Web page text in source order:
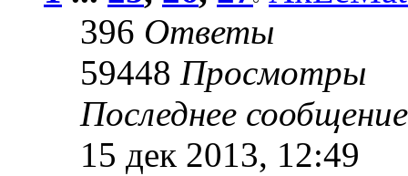
396 Ответы
59448 Просмотры
Последнее
15 дек 2013, 12:49